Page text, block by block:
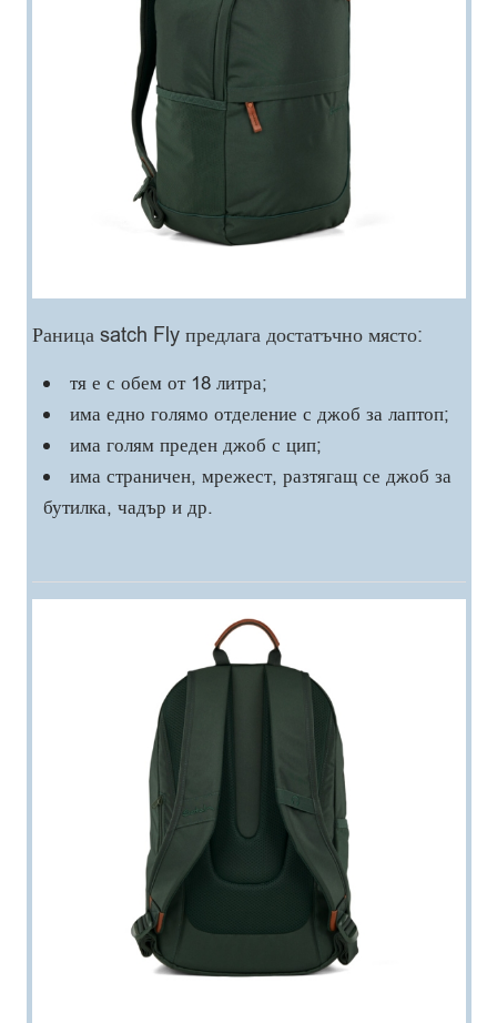
Раница satch Fly предлага достатъчно място:
тя е с обем от 18 литра;
има едно голямо отделение с джоб за лаптоп;
има голям преден джоб с цип;
има страничен, мрежест, разтягащ се джоб за
бутилка, чадър и др.